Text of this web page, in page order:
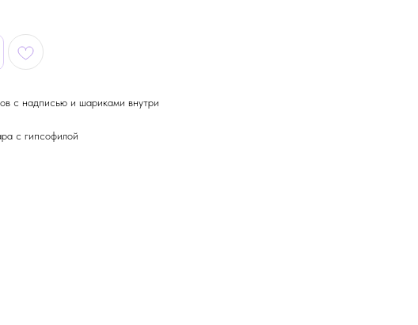
с надписью и шариками внутри
с гипсофилой